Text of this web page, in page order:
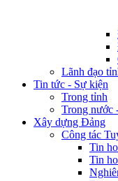
Lãnh đạo
Tin tức - Sự kiện
Trong tỉnh
Trong nước
Xây dựng Đảng
Công tác
Tin
Tin